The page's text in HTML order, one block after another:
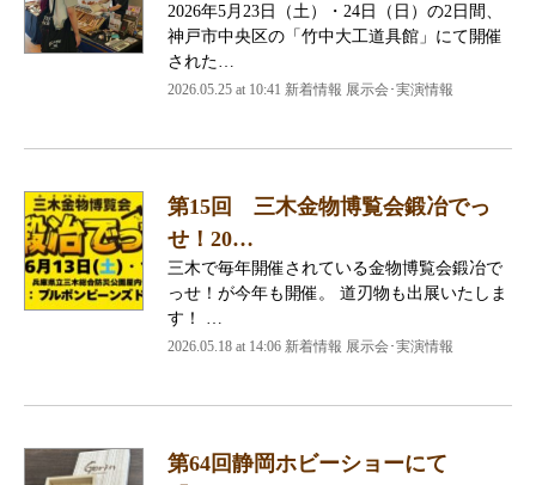
2026年5月23日（土）・24日（日）の2日間、
神戸市中央区の「竹中大工道具館」にて開催
された…
2026.05.25 at 10:41 新着情報 展示会･実演情報
第15回 三木金物博覧会鍛冶でっ
せ！20…
三木で毎年開催されている金物博覧会鍛冶で
っせ！が今年も開催。 道刃物も出展いたしま
す！ …
2026.05.18 at 14:06 新着情報 展示会･実演情報
第64回静岡ホビーショーにて